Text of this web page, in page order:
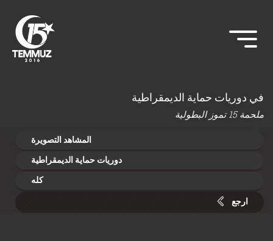
في دوريات حماية الديمقراطية
ملحمة 15 تموز البطولية
المشاهد التصويرة
دوريات حماية الديمقراطية
كله
ارجع